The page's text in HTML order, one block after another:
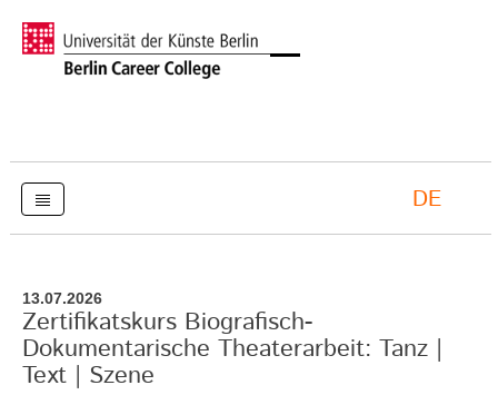
DE
13.07.2026
Zertifikatskurs Biografisch-
Dokumentarische Theaterarbeit: Tanz |
Text | Szene